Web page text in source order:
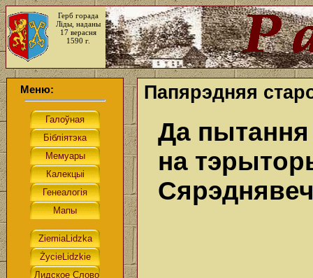
Герб горада
Ліды, наданы
17 верасня
1590 г.
Меню: Папярэдняя
Да пытання
на